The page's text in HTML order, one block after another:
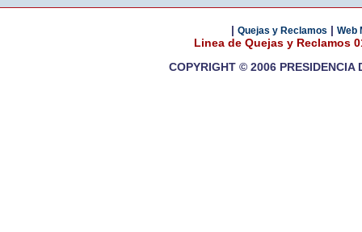
| Quejas y Reclamos | Web
Linea de Quejas y Reclamos
COPYRIGHT © 2006 PRESIDENCIA